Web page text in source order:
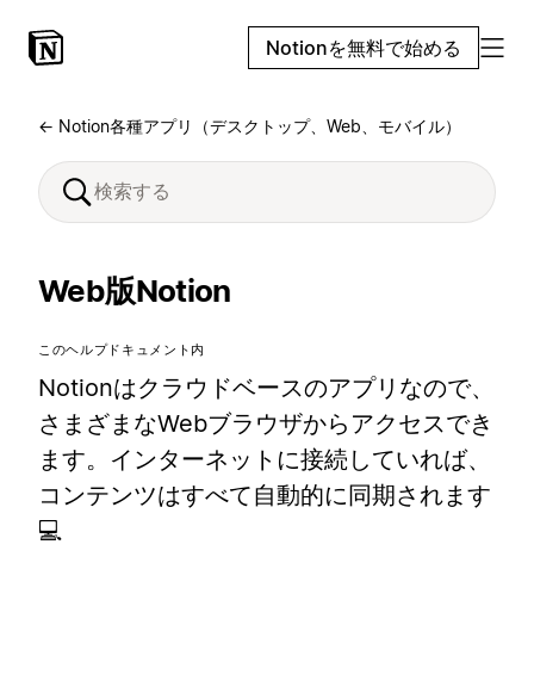
Notionを無料で始める
← Notion各種アプリ（デスクトップ、Web、モバイル）
Web版Notion
このヘルプドキュメント内
Notionはクラウドベースのアプリなので、
さまざまなWebブラウザからアクセスでき
ます。インターネットに接続していれば、
コンテンツはすべて自動的に同期されます
💻